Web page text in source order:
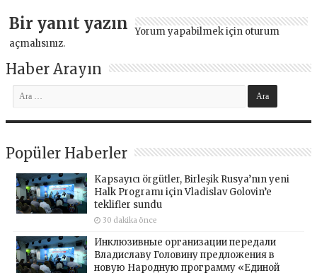
Bir yanıt yazın Yorum yapabilmek için oturum
açmalısınız.
Haber Arayın
Popüler Haberler
Kapsayıcı örgütler, Birleşik Rusya’nın yeni
Halk Programı için Vladislav Golovin’e
teklifler sundu
30 dakika önce
Инклюзивные организации передали
Владиславу Головину предложения в
новую Народную программу «Единой